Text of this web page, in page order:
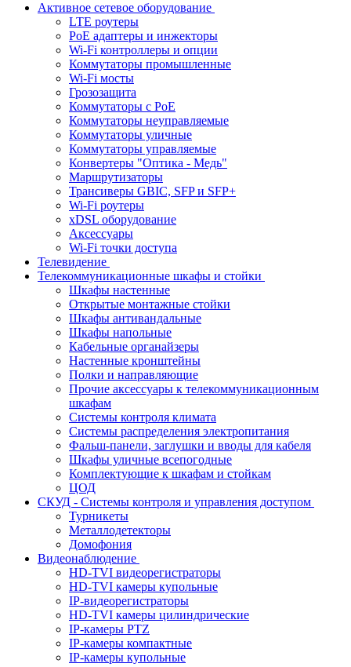
Активное сетевое оборудование
LTE роутеры
PoE адаптеры и инжекторы
Wi-Fi контроллеры и опции
Коммутаторы промышленные
Wi-Fi мосты
Грозозащита
Коммутаторы c PoE
Коммутаторы неуправляемые
Коммутаторы уличные
Коммутаторы управляемые
Конвертеры "Оптика - Медь"
Маршрутизаторы
Трансиверы GBIC, SFP и SFP+
Wi-Fi роутеры
xDSL оборудование
Аксессуары
Wi-Fi точки доступа
Телевидение
Телекоммуникационные шкафы и стойки
Шкафы настенные
Открытые монтажные стойки
Шкафы антивандальные
Шкафы напольные
Кабельные органайзеры
Настенные кронштейны
Полки и направляющие
Прочие аксессуары к телекоммуникационным
шкафам
Системы контроля климата
Системы распределения электропитания
Фальш-панели, заглушки и вводы для кабеля
Шкафы уличные всепогодные
Комплектующие к шкафам и стойкам
ЦОД
СКУД - Системы контроля и управления доступом
Турникеты
Металлодетекторы
Домофония
Видеонаблюдение
HD-TVI видеорегистраторы
HD-TVI камеры купольные
IP-видеорегистраторы
HD-TVI камеры цилиндрические
IP-камеры PTZ
IP-камеры компактные
IP-камеры купольные